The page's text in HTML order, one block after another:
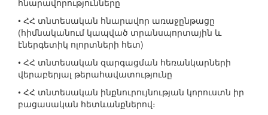
հնարավորությունները
• ՀՀ տնտեսական հնարավոր առաջընթացը
(հիմնականում կապված տրանսպորտային և
էներգետիկ ոլորտների հետ)
• ՀՀ տնտեսական զարգացման հեռանկարների
վերաբերյալ թերահավատությունը
• ՀՀ տնտեսական ինքնուրույնության կորուստն իր
բացասական հետևանքներով։